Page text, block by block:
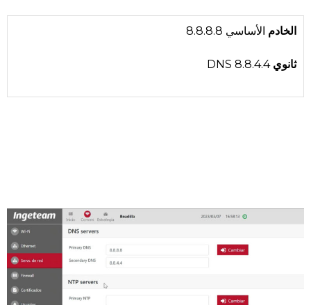
الخادم الأساسي 8.8.8.8
ثانوي DNS 8.8.4.4